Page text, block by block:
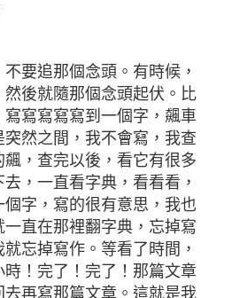
要追那個念頭。有時候，
後就隨那個念頭起伏。比
寫寫寫寫到一個字，飆車
然之間，我不會寫，我查
，查完以後，看它有很多
，一直看字典，看看看，
字，寫的很有意思，我也
直在那裡翻字典，忘掉寫
忘掉寫作。等看了時間，
！完了！完了！那篇文章
再寫那篇文章。這就是我